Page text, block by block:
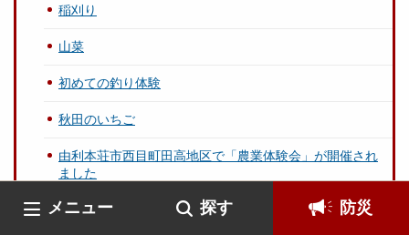
メニュー 探す 防災
稲刈り
山菜
初めての釣り体験
秋田のいちご
由利本荘市西目町田高地区で「農業体験会」が開催され
ました
秋田県山村振興基本方針について